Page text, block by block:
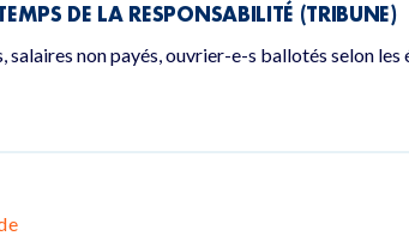
DE LA RESPONSABILITÉ (TRIBUNE)
salaires non payés, ouvrier-e-s ballotés selon les